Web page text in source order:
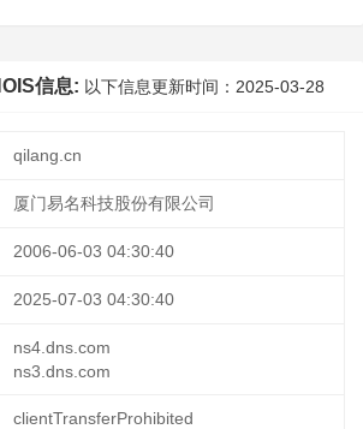
信息: 以下信息更新时间： 2025-03-28
qilang.cn
厦门易名科技股份有限公司
2006-06-03 04:30:40
2025-07-03 04:30:40
ns4.dns.com
ns3.dns.com
clientTransferProhibited